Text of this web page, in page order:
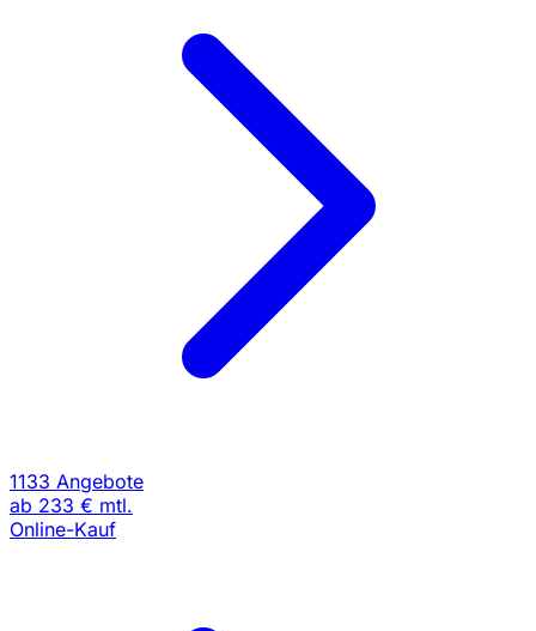
1133 Angebote
ab 233 € mtl.
Online-Kauf